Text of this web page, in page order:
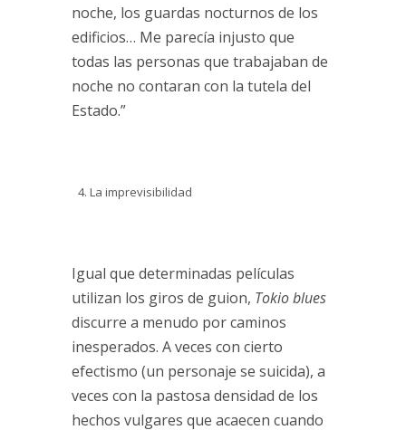
noche, los guardas nocturnos de los
edificios… Me parecía injusto que
todas las personas que trabajaban de
noche no contaran con la tutela del
Estado.”
La imprevisibilidad
Igual que determinadas películas
utilizan los giros de guion, Tokio blues
discurre a menudo por caminos
inesperados. A veces con cierto
efectismo (un personaje se suicida), a
veces con la pastosa densidad de los
hechos vulgares que acaecen cuando